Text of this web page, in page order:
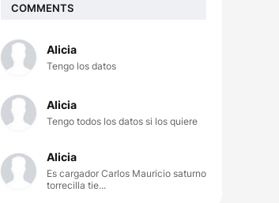
COMMENTS
Alicia
Tengo los datos
Alicia
Tengo todos los datos si los quiere
Alicia
Es cargador Carlos Mauricio saturno
torrecilla tie...